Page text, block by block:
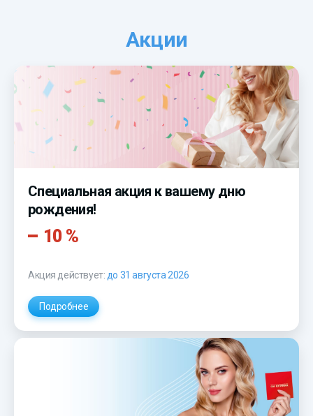
Акции
Специальная акция к вашему дню
рождения!
10 %
Акция действует: до 31 августа 2026
Подробнее